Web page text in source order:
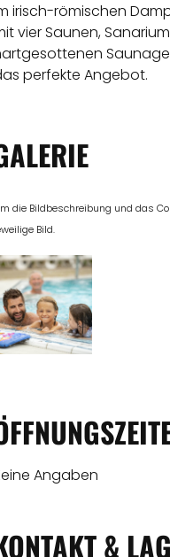
irisch-römischen
vier Saunen,
perfekte Angebot.
die Bildbeschreibung und das
Bild.
Angaben
&